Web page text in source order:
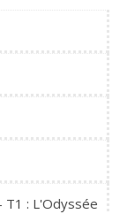
T1 : L'Odyssée